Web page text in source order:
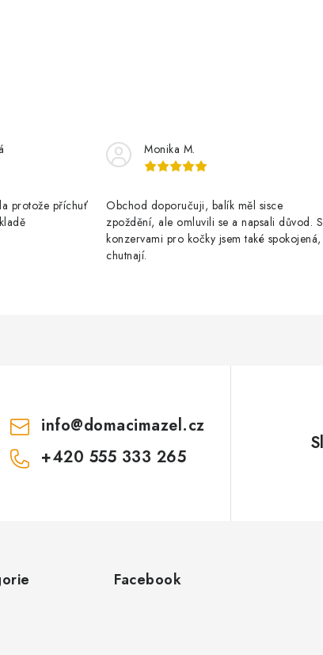
protože příchuť
Monika M.
Obchod doporučuji, balík měl sisce
zpoždění, ale omluvili se a napsali důvod. S
konzervami pro kočky jsem také spokojená,
chutnají.
info@domacimazel.cz
+420 555 333 265
Facebook